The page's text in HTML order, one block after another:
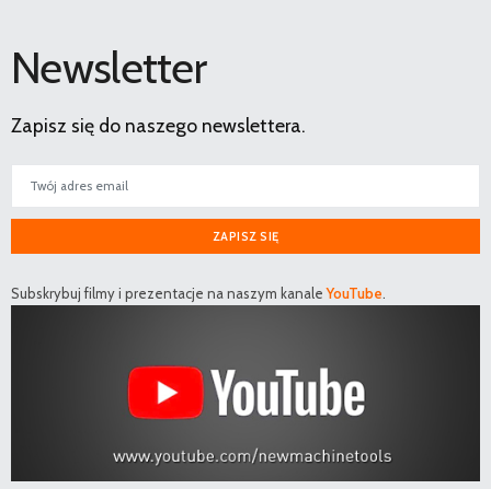
Newsletter
Zapisz się do naszego newslettera.
ZAPISZ SIĘ
Subskrybuj filmy i prezentacje na naszym kanaleYouTube